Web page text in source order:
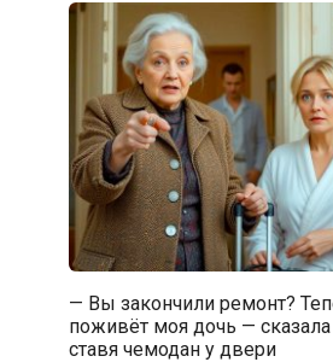
— Вы закончили ремонт?
поживёт моя дочь —
ставя чемодан у двери